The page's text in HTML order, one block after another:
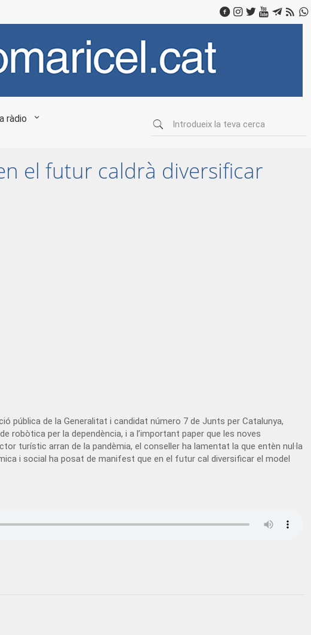
ràdio
el futur caldrà diversificar
pública de la Generalitat i candidat número 7 de Junts per Catalunya,
robòtica per la dependència, i a l’important paper que les noves
turístic arran de la pandèmia, el conseller ha lamentat la que entèn nul·la
i social ha posat de manifest que en el futur cal diversificar el model